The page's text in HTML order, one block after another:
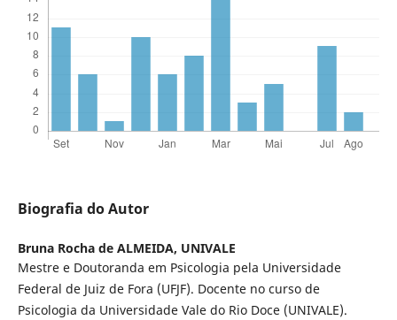
Biografia do Autor
Bruna Rocha de ALMEIDA, UNIVALE
Mestre e Doutoranda em Psicologia pela Universidade
Federal de Juiz de Fora (UFJF). Docente no curso de
Psicologia da Universidade Vale do Rio Doce (UNIVALE).